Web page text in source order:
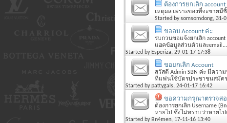
ต้องการยกเลิก account
เหตุผล เพราะของที่จะขายมี
Started bysomsomdong, 31-
ขอลบ Account ค่ะ
รบกวนขอแจ้งยกเลิก
แฮคข้อมูลส่วนตัวและemail...
Started by Esperiza, 29-01-17 17:38
ขอยกเลิก Account
สวัสดี Admin SBN ค่ะ มีควา
ที่แฟนใช้บัตรประชาชนสมัคร
Started bypattygals, 24-01-17 16:42
ขอความกรุณาตรวจสอ
ต้องการยกเลิก Username (ฺ
หายไป ซึ่งไม่ทราบว่าหายไป
Started by Bn4men, 17-11-16 13:40